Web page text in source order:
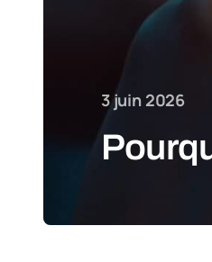
3 juin 2026